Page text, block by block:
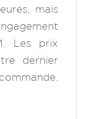
mais
Les prix
dernier